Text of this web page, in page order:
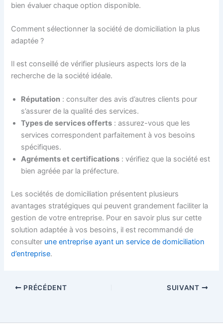
bien évaluer chaque option disponible.
Comment sélectionner la société de domiciliation la plus
adaptée ?
Il est conseillé de vérifier plusieurs aspects lors de la
recherche de la société idéale.
Réputation : consulter des avis d’autres clients pour
s’assurer de la qualité des services.
Types de services offerts : assurez-vous que les
services correspondent parfaitement à vos besoins
spécifiques.
Agréments et certifications : vérifiez que la société est
bien agréée par la préfecture.
Les sociétés de domiciliation présentent plusieurs
avantages stratégiques qui peuvent grandement faciliter la
gestion de votre entreprise. Pour en savoir plus sur cette
solution adaptée à vos besoins, il est recommandé de
consulter une entreprise ayant un service de domiciliation
d’entreprise.
PRÉCÉDENT SUIVANT